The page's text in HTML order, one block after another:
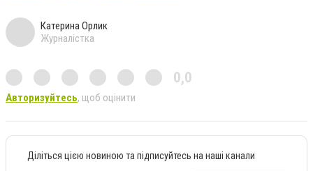
Катерина Орлик
Журналістка
0,0
Авторизуйтесь, щоб оцінити
Діліться цією новиною та підписуйтесь на наші канали